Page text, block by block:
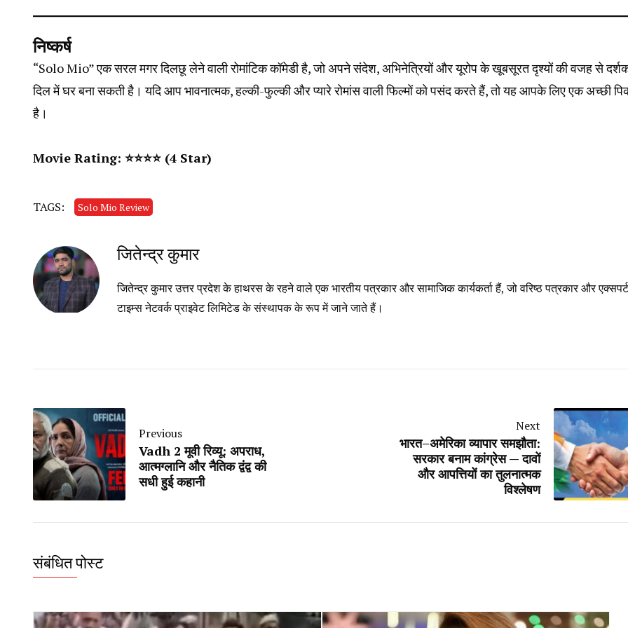
निष्कर्ष
“Solo Mio” एक सरल मगर दिलछू लेने वाली रोमांटिक कॉमेडी है, जो अपने संदेश, अभिनेत्रियों और यूरोप के खूबसूरत दृश्यों की वजह से
दिल में घर बना सकती है। यदि आप भावनात्मक, हल्की-फुल्की और प्यारे रोमांस वाली फिल्मों को पसंद करते हैं, तो यह आपके लिए एक अच्छी
है।
Movie Rating: ⭐️⭐️⭐️⭐ (4 Star)
TAGS: Solo Mio Review
जितेन्द्र कुमार
जितेन्द्र कुमार उत्तर प्रदेश के हाथरस के रहने वाले एक भारतीय पत्रकार और सामाजिक कार्यकर्ता हैं, जो वरिष्ठ पत्रकार और एक्सपर्ट
टाइम्स नेटवर्क प्राइवेट लिमिटेड के संस्थापक के रूप में जाने जाते हैं।
Previous
Vadh 2 मूवी रिव्यू: अपराध,
आत्मग्लानि और नैतिक द्वंद्व की
सधी हुई कहानी
Next
भारत–अमेरिका व्यापार समझौता:
सरकार बनाम कांग्रेस — दावों
और आपत्तियों का तुलनात्मक
विश्लेषण
संबंधित पोस्ट